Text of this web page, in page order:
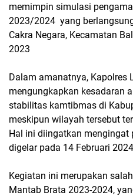
memimpin simulasi
2023/2024 yang
Cakra Negara, Kecamatan
2023
Dalam amanatnya, Kapolres
mengungkapkan kesadaran
stabilitas kamtibmas di
meskipun wilayah tersebut
Hal ini diingatkan mengingat
digelar pada 14 Februari
Kegiatan ini merupakan
Mantab Brata 2023-2024,